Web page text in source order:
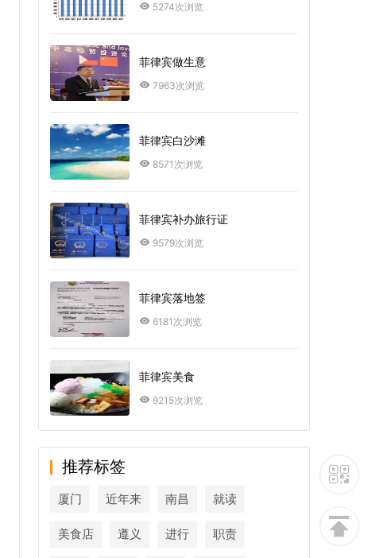
5274次浏览
菲律宾做生意
7963次浏览
菲律宾白沙滩
8571次浏览
菲律宾补办旅行证
9579次浏览
菲律宾落地签
6181次浏览
菲律宾美食
9215次浏览
推荐标签
厦门 近年来 南昌 就读
美食店 遵义 进行 职责